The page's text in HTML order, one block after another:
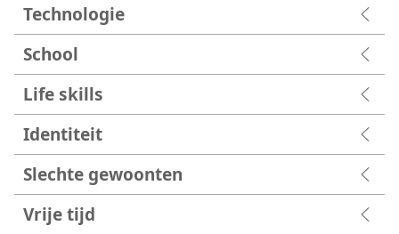
Technologie
School
Life skills
Identiteit
Slechte gewoonten
Vrije tijd